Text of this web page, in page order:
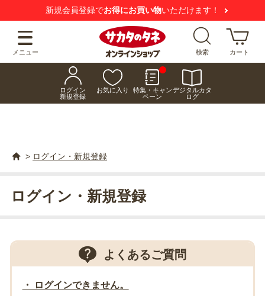
新規会員登録でお得にお買い物いただけます！
メニュー 検索 カート
ログイン
新規登録
お気に入り
特集・キャン
ペーン
デジタルカタ
ログ
> ログイン・新規登録
ログイン・新規登録
よくあるご質問
・ ログインできません。